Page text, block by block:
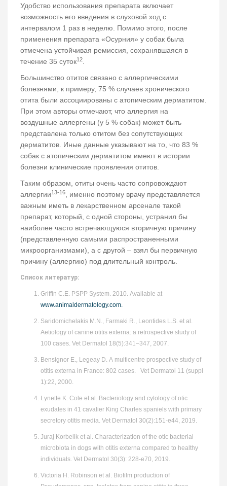
Удобство использования препарата включает
возможность его введения в слуховой ход с
интервалом 1 раз в неделю. Помимо этого, после
применения препарата «Осурния» у собак была
отмечена устойчивая ремиссия, сохранявшаяся в
течение 35 суток12.
Большинство отитов связано с аллергическими
болезнями, к примеру, 75 % случаев хронического
отита были ассоциированы с атопическим дерматитом.
При этом авторы отмечают, что аллергия на
воздушные аллергены (у 5 % собак) может быть
представлена только отитом без сопутствующих
дерматитов. Иные данные указывают на то, что 83 %
собак с атопическим дерматитом имеют в истории
болезни клинические проявления отитов.
Таким образом, отиты очень часто сопровождают
аллергии13-16, именно поэтому врачу представляется
важным иметь в лекарственном арсенале такой
препарат, который, с одной стороны, устранил бы
наиболее часто встречающуюся вторичную причину
(представленную самыми распространенными
микроорганизмами), а с другой – взял бы первичную
причину (аллергию) под длительный контроль.
Список литератур:
Griffin C.E. PSPP System. 2010. Available at
www.animaldermatology.com.
Saridomichelakis M.N., Farmaki R., Leontides L.S. et al.
Aetiology of canine otitis externa: a retrospective study of
100 cases. Vet Dermatol 18(5):341–347, 2007.
Bensignor E., Legeay D. A multicentre prospective study of
otitis externa in France: 802 cases. Vet Dermatol 11 (suppl
1):22, 2000.
Lynette K. Cole et al. Bacteriology and cytology of otic
exudates in 41 cavalier King Charles spaniels with primary
secretory otitis media. Vet Dermatol 30(2):151-e44, 2019.
Juraj Korbelik et al. Characterization of the otic bacterial
microbiota in dogs with otitis externa compared to healthy
individuals. Vet Dermatol 30(3): 228-e70, 2019.
Victoria H. Robinson et al. Biofilm production of